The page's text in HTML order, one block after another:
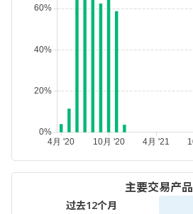
主要交易产品
过去12个月